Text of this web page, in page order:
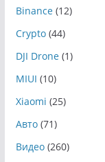
Binance(12)
Crypto(44)
DJI Drone(1)
MIUI (10)
Xiaomi (25)
Авто(71)
Видео(260)